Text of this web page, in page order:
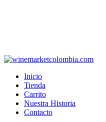
Inicio
Tienda
Carrito
Nuestra Historia
Contacto